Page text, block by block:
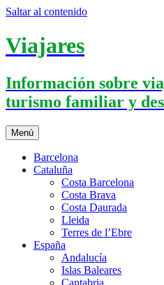
Saltar al contenido
Viajares
Información sobre
turismo familiar y
Menú
Barcelona
Cataluña
Costa Barcelona
Costa Brava
Costa Daurada
Lleida
Terres de l’Ebre
España
Andalucía
Islas Baleares
Cantabria